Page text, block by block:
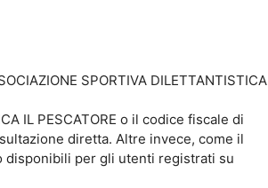
SPORTIVA DILETTANTISTICA
IL PESCATORE o il codice fiscale di
diretta. Altre invece, come il
disponibili per gli utenti registrati su